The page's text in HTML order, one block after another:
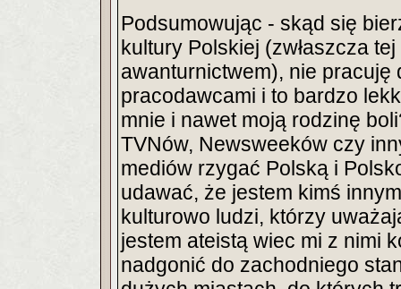
Podsumowując - skąd się
kultury Polskiej (zwłaszcza
awanturnictwem), nie
pracodawcami i to bardzo
mnie i nawet moją rodzinę
TVNów, Newsweeków czy
mediów rzygać Polską i
udawać, że jestem kimś
kulturowo ludzi, którzy
jestem ateistą wiec mi z nimi
nadgonić do zachodniego